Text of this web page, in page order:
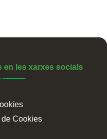
en les xarxes socials
Cookies